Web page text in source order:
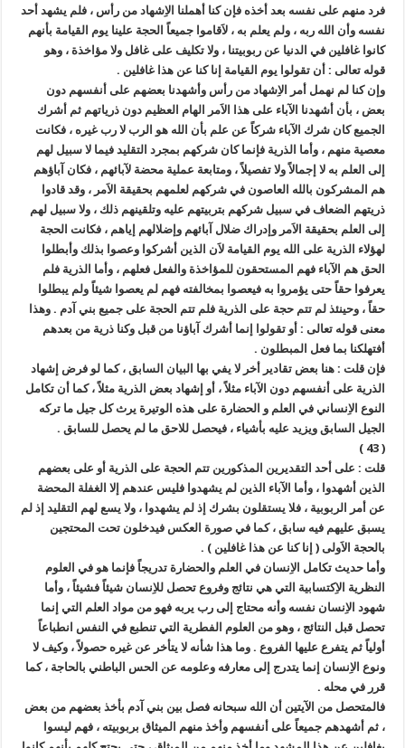
فرد منهم على نفسه بعد أخذه فإن كنا أهملنا الاِشهاد من رأس ، فلم يشهد أحد
نفسه وأن الله ربه ، ولم يعلم به ، لاَقاموا جميعاً الحجة علينا يوم القيامة بأنهم
كانوا غافلين في الدنيا عن ربوبيتنا ، ولا تكليف على غافل ولا مؤاخذة ، وهو
قوله تعالى : أن تقولوا يوم القيامة إنا كنا عن هذا غافلين .
وإن كنا لم نهمل أمر الاِشهاد من رأس وأشهدنا بعضهم على أنفسهم دون
بعض ، بأن أشهدنا الآباء على هذا الاَمر الهام العظيم دون ذرياتهم ثم أشرك
الجميع كان شرك الآباء شركاً عن علم بأن الله هو الرب لا رب غيره ، فكانت
معصية منهم ، وأما الذرية فإنما كان شركهم بمجرد التقليد فيما لا سبيل لهم
إلى العلم به لا إجمالاً ولا تفصيلاً ، ومتابعة عملية محضة لآبائهم ، فكان آباؤهم
هم المشركون بالله العاصون في شركهم لعلمهم بحقيقة الاَمر ، وقد قادوا
ذريتهم الضعاف في سبيل شركهم بتربيتهم عليه وتلقينهم ذلك ، ولا سبيل لهم
إلى العلم بحقيقة الاَمر وإدراك ضلال آبائهم وإضلالهم إياهم ، فكانت الحجة
لهؤلاء الذرية على الله يوم القيامة لاَن الذين أشركوا وعصوا بذلك وأبطلوا
الحق هم الآباء فهم المستحقون للمؤاخذة والفعل فعلهم ، وأما الذرية فلم
يعرفوا حقاً حتى يؤمروا به فيعصوا بمخالفته فهم لم يعصوا شيئاً ولم يبطلوا
حقاً ، وحينئذ لم تتم حجة على الذرية فلم تتم الحجة على جميع بني آدم . وهذا
معنى قوله تعالى : أو تقولوا إنما أشرك آباؤنا من قبل وكنا ذرية من بعدهم
أفتهلكنا بما فعل المبطلون .
فإن قلت : هنا بعض تقادير أخر لا يفي بها البيان السابق ، كما لو فرض إشهاد
الذرية على أنفسهم دون الآباء مثلاً ، أو إشهاد بعض الذرية مثلاً ، كما أن تكامل
النوع الاِنساني في العلم و الحضارة على هذه الوتيرة يرث كل جيل ما تركه
الجيل السابق ويزيد عليه بأشياء ، فيحصل للاحق ما لم يحصل للسابق .
( 43 )
قلت : على أحد التقديرين المذكورين تتم الحجة على الذرية أو على بعضهم
الذين أشهدوا ، وأما الآباء الذين لم يشهدوا فليس عندهم إلا الغفلة المحضة
عن أمر الربوبية ، فلا يستقلون بشرك إذ لم يشهدوا ، ولا يسع لهم التقليد إذ لم
يسبق عليهم فيه سابق ، كما في صورة العكس فيدخلون تحت المحتجين
بالحجة الاَولى ( إنا كنا عن هذا غافلين ) .
وأما حديث تكامل الاِنسان في العلم والحضارة تدريجاً فإنما هو في العلوم
النظرية الاِكتسابية التي هي نتائج وفروع تحصل للاِنسان شيئاً فشيئاً ، وأما
شهود الاِنسان نفسه وأنه محتاج إلى رب يربه فهو من مواد العلم التي إنما
تحصل قبل النتائج ، وهو من العلوم الفطرية التي تنطبع في النفس انطباعاً
أولياً ثم يتفرع عليها الفروع . وما هذا شأنه لا يتأخر عن غيره حصولاً ، وكيف لا
ونوع الاِنسان إنما يتدرج إلى معارفه وعلومه عن الحس الباطني بالحاجة ، كما
قرر في محله .
فالمتحصل من الآيتين أن الله سبحانه فصل بين بني آدم بأخذ بعضهم من بعض
، ثم أشهدهم جميعاً على أنفسهم وأخذ منهم الميثاق بربوبيته ، فهم ليسوا